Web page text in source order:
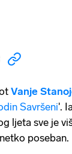
Vanje
Savršeni'.
ljeta sve je
poseban.